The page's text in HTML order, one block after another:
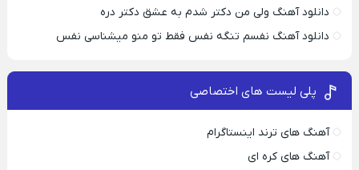
دانلود آهنگ ولی من دکتر شدم به عشق دکتر دره
دانلود آهنگ نفسم تنگه نفس فقط تو منو میشناسی نفس
پلی لیست های اختصاصی
آهنگ های ترند اینستاگرام
آهنگ های کره ای